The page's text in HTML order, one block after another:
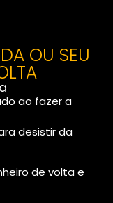
OU SEU
ao fazer a
desistir da
de volta e